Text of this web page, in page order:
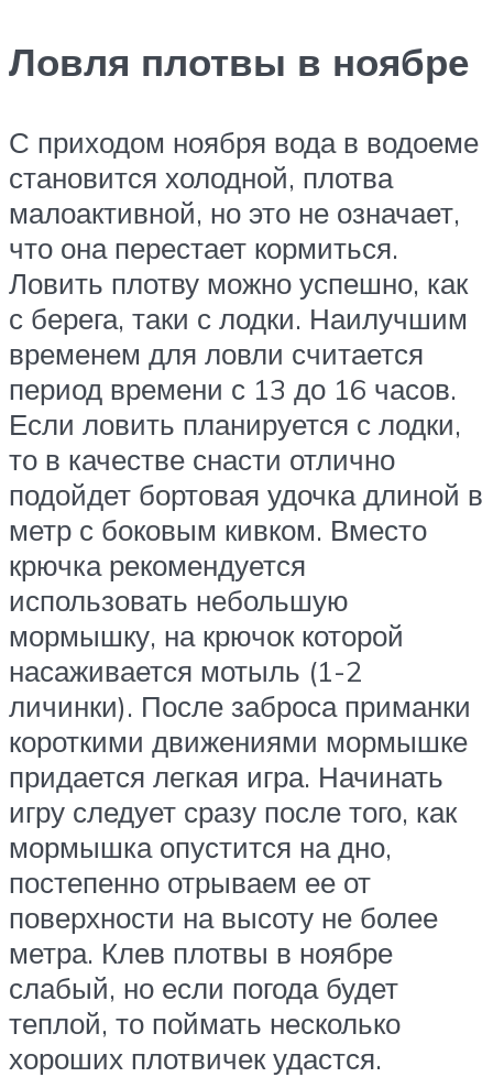
Ловля плотвы в ноябре
С приходом ноября вода в водоеме
становится холодной, плотва
малоактивной, но это не означает,
что она перестает кормиться.
Ловить плотву можно успешно, как
с берега, таки с лодки. Наилучшим
временем для ловли считается
период времени с 13 до 16 часов.
Если ловить планируется с лодки,
то в качестве снасти отлично
подойдет бортовая удочка длиной в
метр с боковым кивком. Вместо
крючка рекомендуется
использовать небольшую
мормышку, на крючок которой
насаживается мотыль (1-2
личинки). После заброса приманки
короткими движениями мормышке
придается легкая игра. Начинать
игру следует сразу после того, как
мормышка опустится на дно,
постепенно отрываем ее от
поверхности на высоту не более
метра. Клев плотвы в ноябре
слабый, но если погода будет
теплой, то поймать несколько
хороших плотвичек удастся.